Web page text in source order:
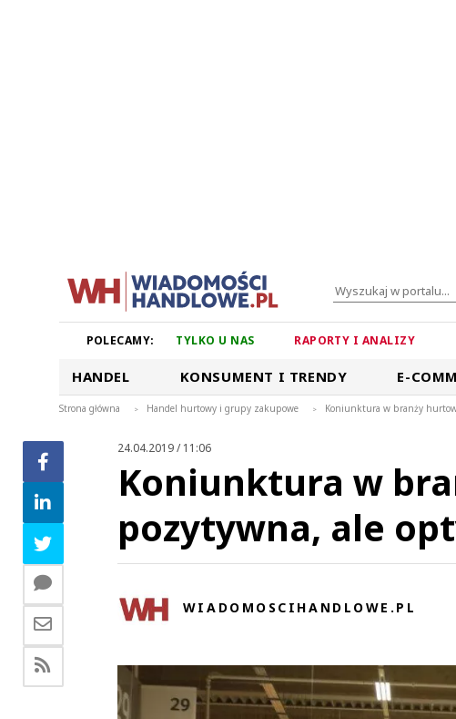
POLECAMY: TYLKO U NAS RAPORTY I ANALIZY
HANDEL KONSUMENT I TRENDY E-
Strona główna > Handel hurtowy i grupy zakupowe > Koniunktura w branży
24.04.2019 / 11:06
Koniunktura w
pozytywna, ale
WIADOMOSCIHANDLOWE.PL